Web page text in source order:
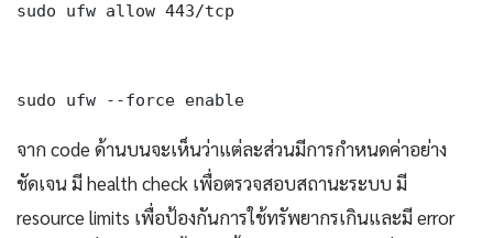
sudo ufw allow 443/tcp
sudo ufw --force enable
จาก code ด้านบนจะเห็นว่าแต่ละส่วนมีการกำหนดค่าอย่าง
ชัดเจน มี health check เพื่อตรวจสอบสถานะระบบ มี
resource limits เพื่อป้องกันการใช้ทรัพยากรเกินและมี error